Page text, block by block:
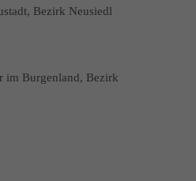
Bezirk Neusiedl
im Burgenland, Bezirk